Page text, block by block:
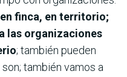
finca, en territorio;
las organizaciones
; también pueden
también vamos a